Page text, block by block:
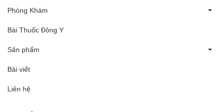
Phòng Khám
Bài Thuốc Đông Y
Sản phẩm
Bài viết
Liên hệ